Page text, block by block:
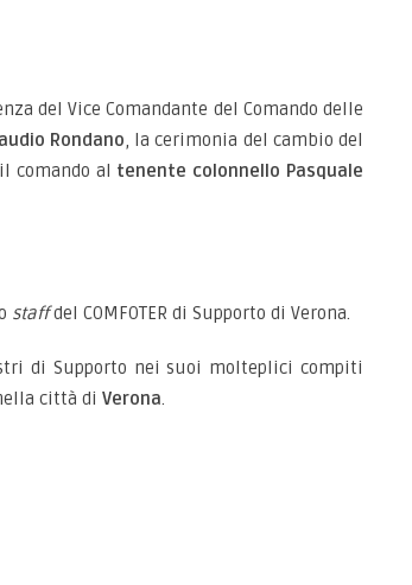
del Vice Comandante del Comando delle
Rondano, la cerimonia del cambio del
comando al tenente colonnello Pasquale
staffdel COMFOTER di Supporto di Verona.
di Supporto nei suoi molteplici compiti
città di Verona.